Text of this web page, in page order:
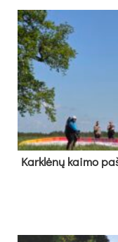
Kark­lė­nų kai­mo